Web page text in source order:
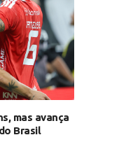
mas avança
Brasil